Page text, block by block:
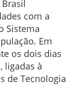
com a
Sistema
Em
os dois dias
ligadas à
de Tecnologia